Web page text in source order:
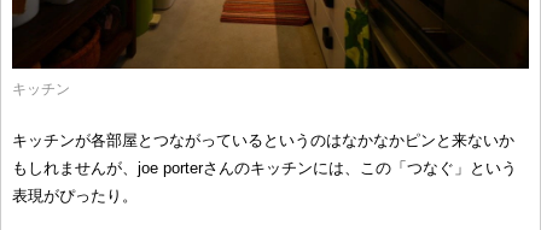
キッチン
キッチンが各部屋とつながっているというのはなかなかピンと来ないか
もしれませんが、joe porterさんのキッチンには、この「つなぐ」という
表現がぴったり。